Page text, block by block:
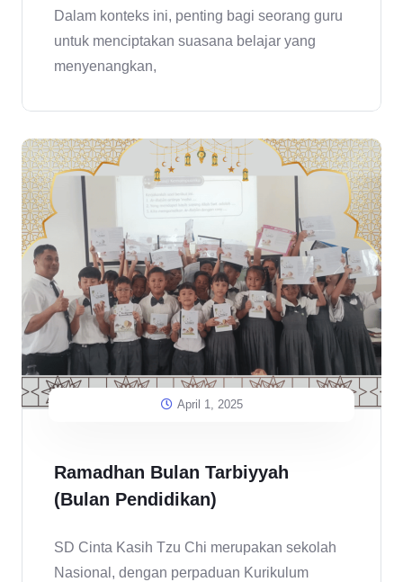
Dalam konteks ini, penting bagi seorang guru
untuk menciptakan suasana belajar yang
menyenangkan,
April 1, 2025
Ramadhan Bulan Tarbiyyah
(Bulan Pendidikan)
SD Cinta Kasih Tzu Chi merupakan sekolah
Nasional, dengan perpaduan Kurikulum